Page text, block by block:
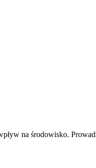
na środowisko.